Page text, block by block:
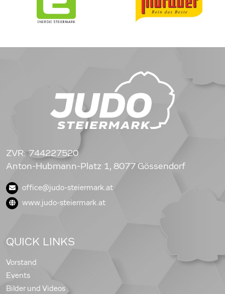
ZVR: 744227520
Anton-Hubmann-Platz 1, 8077 Gössendorf
office@judo-steiermark.at
www.judo-steiermark.at
QUICK LINKS
Vorstand
Events
Bilder und Videos